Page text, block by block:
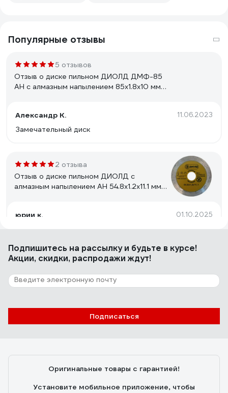
Популярные отзывы
5 отзывов
Отзыв о диске пильном ДИОЛД ДМФ-85
АН с алмазным напылением 85х1.8х10 мм
Александр К.
11.06.2023
Замечательный диск
2 отзыва
Отзыв о диске пильном ДИОЛД с
алмазным напылением АН 54.8х1.2х11.1 мм
юрии к.
01.10.2025
поидет
1 отзыв
Отзыв о круге алмазном ДИОЛД
сегментированный 125x22 мм, сухой рез
Подпишитесь на рассылкуи будьте в курсе!
Акции, скидки, распродажи ждут!
Подписаться
Оригинальные товары с гарантией!
Установите мобильное приложение, чтобы